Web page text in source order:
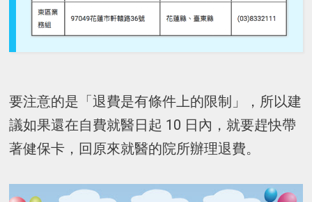
要注意的是「退費是有條件上的限制」，所以建
議如果還在自費就醫日起 10 日內，就要趕快帶
著健保卡，回原來就醫的院所辦理退費。